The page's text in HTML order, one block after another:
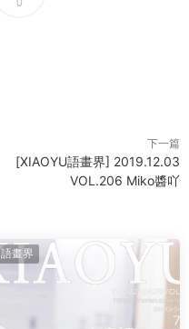
0
下一篇
[XIAOYU語畫界] 2019.12.03
VOL.206 Miko醬吖
語畫界